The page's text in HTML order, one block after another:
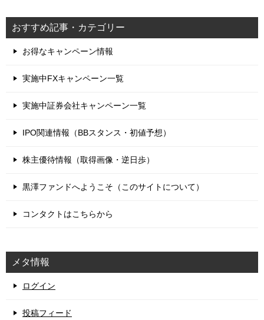
おすすめ記事・カテゴリー
お得なキャンペーン情報
実施中FXキャンペーン一覧
実施中証券会社キャンペーン一覧
IPO関連情報（BBスタンス・初値予想）
株主優待情報（取得画像・逆日歩）
黒澤ファンドへようこそ（このサイトについて）
コンタクトはこちらから
メタ情報
ログイン
投稿フィード